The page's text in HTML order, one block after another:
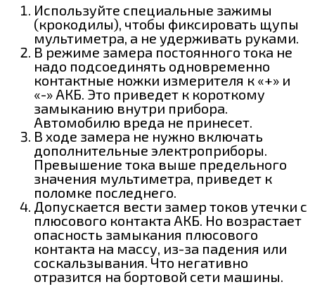
Используйте специальные зажимы
(крокодилы), чтобы фиксировать щупы
мультиметра, а не удерживать руками.
В режиме замера постоянного тока не
надо подсоединять одновременно
контактные ножки измерителя к «+» и
«-» АКБ. Это приведет к короткому
замыканию внутри прибора.
Автомобилю вреда не принесет.
В ходе замера не нужно включать
дополнительные электроприборы.
Превышение тока выше предельного
значения мультиметра, приведет к
поломке последнего.
Допускается вести замер токов утечки с
плюсового контакта АКБ. Но возрастает
опасность замыкания плюсового
контакта на массу, из-за падения или
соскальзывания. Что негативно
отразится на бортовой сети машины.